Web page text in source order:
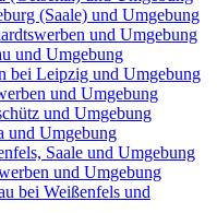
(Saale) und Umgebung
und Umgebung
und Umgebung
bei Leipzig und Umgebung
und Umgebung
und Umgebung
und Umgebung
Saale und Umgebung
und Umgebung
bei Weißenfels und